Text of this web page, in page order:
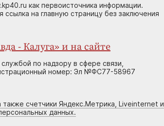
как первоисточника информации.
ссылка на главную страницу без заключения
- Калуга» и на сайте
по надзору в сфере связи,
номер: Эл №ФС77-58967
также счетчики Яндекс.Метрика, Liveinternet и
данных.